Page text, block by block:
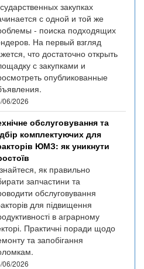
закупках
с одной и той же
- поиска подходящих
На первый взгляд
что достаточно открыть
с закупками и
опубликованные
06/2026
обслуговування та
комплектуючих для
ЮМЗ: як уникнути
як правильно
запчастини та
обслуговування
для підвищення
в аграрному
Практичні поради щодо
та запобігання
06/2026